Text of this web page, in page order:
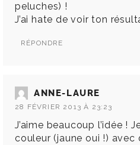
peluches) !
J’ai hate de voir ton
RÉPONDRE
ANNE-LAURE
28 FÉVRIER 2013 À 23:23
J’aime beaucoup l’idée !
couleur (jaune oui !) avec